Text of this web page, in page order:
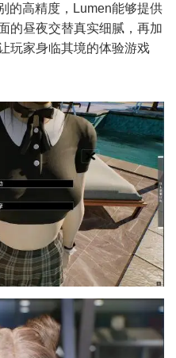
的高精度，Lumen能够提供
的昼夜交替真实细腻，再加
玩家身临其境的体验游戏